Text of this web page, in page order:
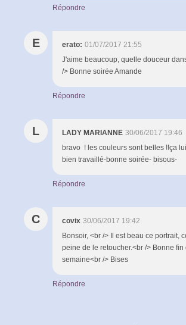
Répondre
E erato: 01/07/2017 21:55
J'aime beaucoup, quelle douceur
/> Bonne soirée Amande
Répondre
L LADY MARIANNE 30/06/2017 19:46
bravo ! les couleurs sont belles !!ça
bien travaillé-bonne soirée- bisous-
Répondre
C covix 30/06/2017 19:42
Bonsoir, <br /> Il est beau ce portrait,
peine de le retoucher.<br /> Bonne fin
semaine<br /> Bises
Répondre